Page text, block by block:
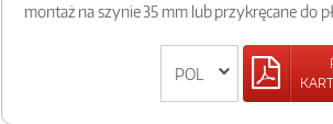
montaż na szynie 35 mm lub przykręcane do